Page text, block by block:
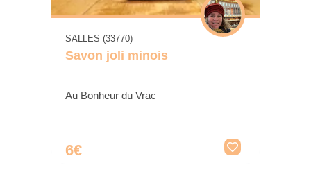
SALLES (33770)
Savon joli minois
Au Bonheur du Vrac
6€